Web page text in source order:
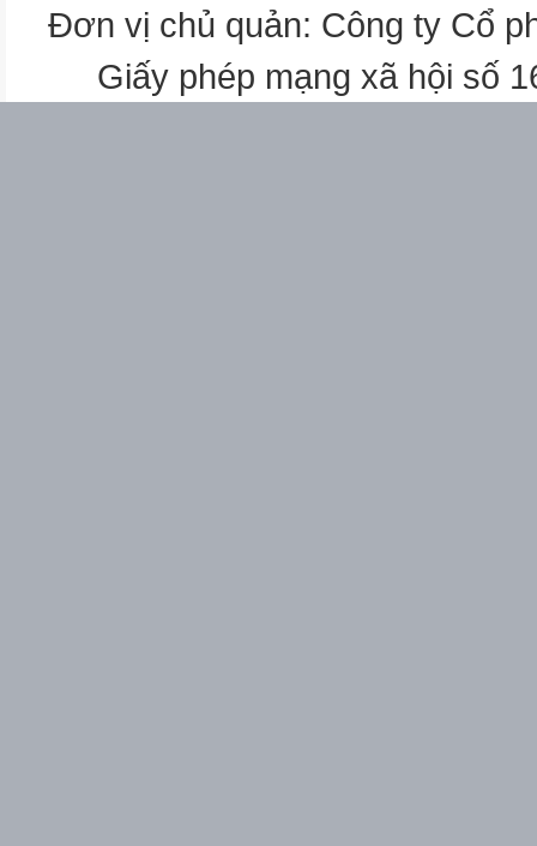
Đơn vị chủ quản: Công ty Cổ
Giấy phép mạng xã hội số